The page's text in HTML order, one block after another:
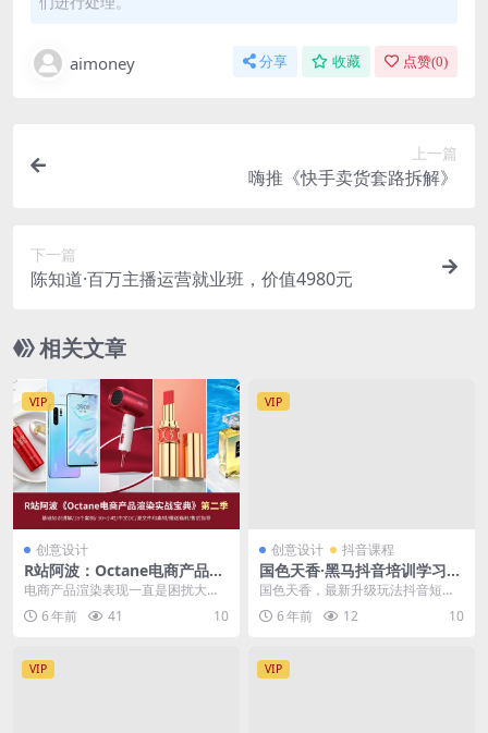
aimoney 分享 收藏 点赞(0)
上一篇
嗨推《快手卖货套路拆解》
下一篇
陈知道·百万主播运营就业班，价值4980元
相关文章
VIP
创意设计
R站阿波：Octane电商产品渲
染实战(第二季)
电商产品渲染表现一直是困扰大家
的事情，更是让新手童鞋一脸懵
逼，今天由 R 站阿波...
6 年前 41 10
VIP
创意设计 抖音课程
国色天香·黑马抖音培训学习资
料(共88GB)
国色天香，最新升级玩法抖音短视
频美景制作，轻松涨粉（全套视频
教学+软件）。 课程...
6 年前 12 10
VIP VIP